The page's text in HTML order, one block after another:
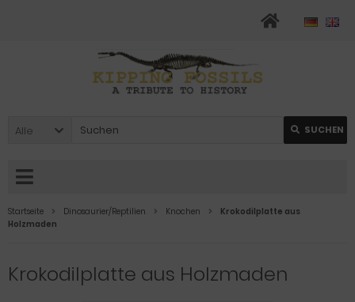
Alle SUCHEN
Startseite Dinosaurier/Reptilien Knochen
Krokodilplatte aus
Holzmaden
Krokodilplatte aus Holzmaden